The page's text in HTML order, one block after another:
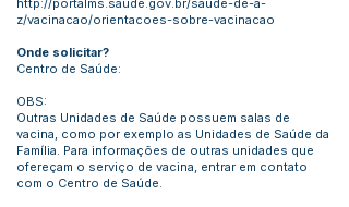
http://portalms.saude.gov.br/saude-de-a-
z/vacinacao/orientacoes-sobre-vacinacao
Onde solicitar?
Centro de Saúde:
OBS:
Outras Unidades de Saúde possuem salas de
vacina, como por exemplo as Unidades de Saúde da
Família. Para informações de outras unidades que
ofereçam o serviço de vacina, entrar em contato
com o Centro de Saúde.